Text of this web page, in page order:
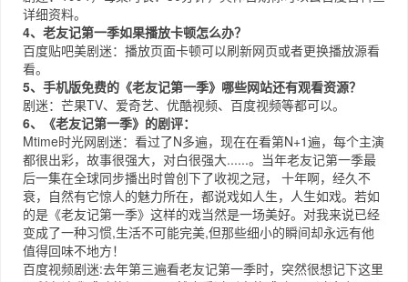
详细资料。
4、老友记第一季如果播放卡顿怎么办？
百度贴吧美剧迷：播放页面卡顿可以刷新网页或者更换播放源看
看。
5、手机版免费的《老友记第一季》哪些网站还有观看资源？
剧迷： 芒果TV、 爱奇艺、 优酷视频、 百度视频等都可以。
6、《老友记第一季》的剧评：
Mtime时光网剧迷：看过了N多遍，现在在看第N+1遍，每个主演
都很出彩，故事很强大，对白很强大......。当年老友记第一季最
后一集在全球同步播出时曾创下了收视之冠， 十年啊，经久不
衰，自然有它惊人的魅力所在，都说戏如人生，人生如戏。若如
的是《老友记第一季》这样的戏当然是一场美好。对我来说已经
变成了一种习惯,生活不可能完美,但那些细小的瞬间却永远有他
值得回味不地方！
百度视频剧迷:去年第三遍看老友记第一季时，突然很想记下这里